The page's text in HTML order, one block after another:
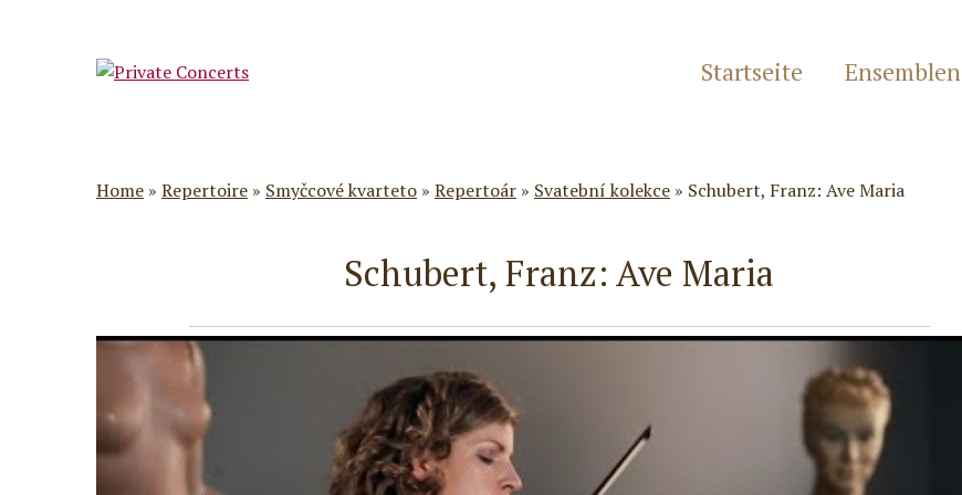
Startseite Ensemblen
Home » Repertoire » Smyčcové kvarteto » Repertoár » Svatební kolekce » Schubert, Franz: Ave Maria
Schubert, Franz: Ave Maria